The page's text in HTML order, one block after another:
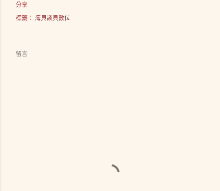
分享
標籤： 海貝談貝數位
留言